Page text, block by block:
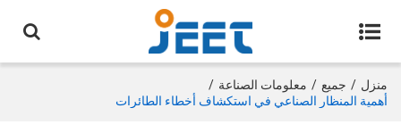
منزل / جميع / معلومات الصناعة /
أهمية المنظار الصناعي في استكشاف أخطاء الطائرات